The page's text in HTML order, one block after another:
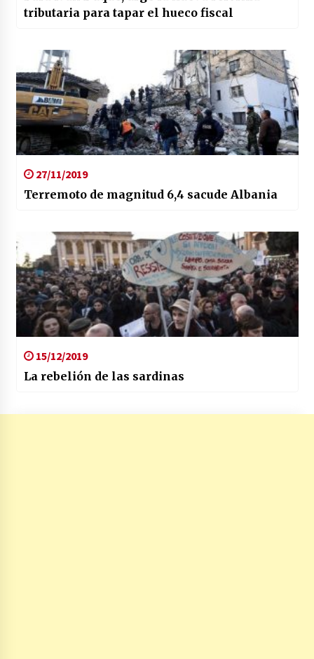
tributaria para tapar el hueco fiscal
27/11/2019
Terremoto de magnitud 6,4 sacude Albania
15/12/2019
La rebelión de las sardinas